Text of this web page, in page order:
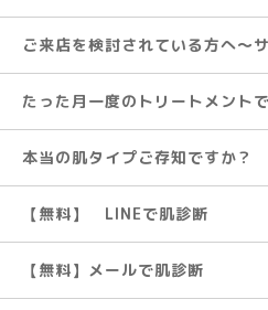
ご来店を検討されている方へ～
たった月一度のトリートメント
本当の肌タイプご存知ですか？
【無料】 LINEで肌診断
【無料】メールで肌診断